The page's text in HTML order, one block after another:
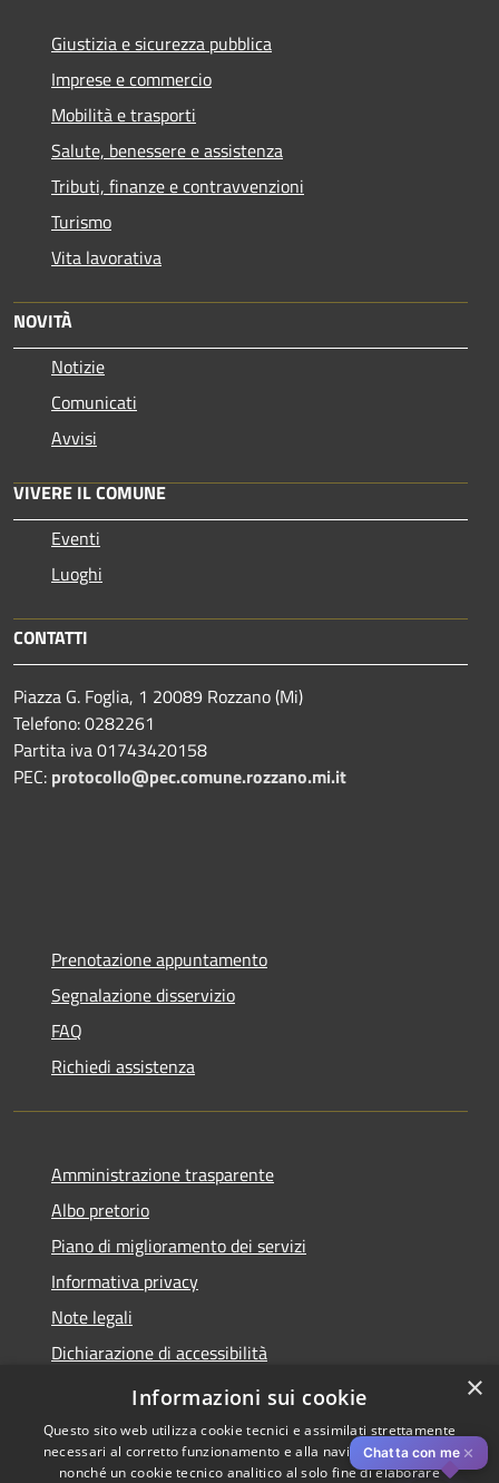
Giustizia e sicurezza pubblica
Imprese e commercio
Mobilità e trasporti
Salute, benessere e assistenza
Tributi, finanze e contravvenzioni
Turismo
Vita lavorativa
NOVITÀ
Notizie
Comunicati
Avvisi
VIVERE IL COMUNE
Eventi
Luoghi
CONTATTI
Piazza G. Foglia, 1 20089 Rozzano (Mi)
Telefono: 0282261
Partita iva 01743420158
PEC: protocollo@pec.comune.rozzano.mi.it
Prenotazione appuntamento
Segnalazione disservizio
FAQ
Richiedi assistenza
Amministrazione trasparente
Albo pretorio
Piano di miglioramento dei servizi
Informativa privacy
Note legali
Dichiarazione di accessibilità
Obiettivi di accessibilità per l'anno 2025
Chatta con me ✕
×
Informazioni sui cookie
Questo sito web utilizza cookie tecnici e assimilati strettamente
necessari al corretto funzionamento e alla navigazione del sito,
nonché un cookie tecnico analitico al solo fine di elaborare